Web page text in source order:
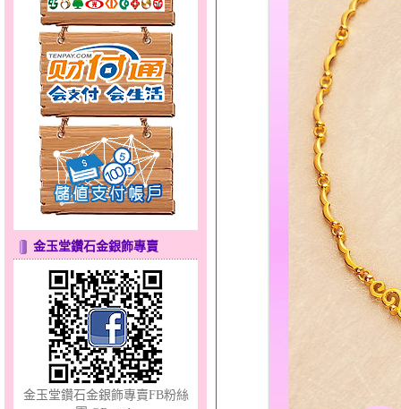
貓頭鷹～黃金耳環
幸福祈願～金銀鋼套鍊
金玉堂鑽石金銀飾專賣
金玉堂鑽石金銀飾專賣FB粉絲